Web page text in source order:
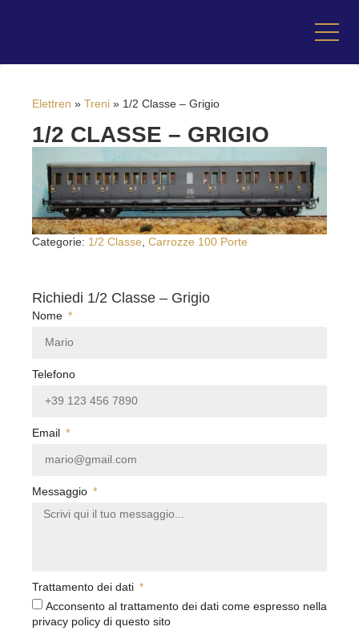
Elettren » Treni » 1/2 Classe – Grigio
1/2 CLASSE – GRIGIO
Categorie: 1/2 Classe Carrozze 100 Porte
Richiedi 1/2 Classe – Grigio
Nome
Telefono
Email
Messaggio
Trattamento dei dati
Acconsento al trattamento dei dati come espresso nella
privacy policy di questo sito